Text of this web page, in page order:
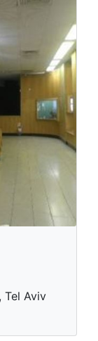
Tel Aviv